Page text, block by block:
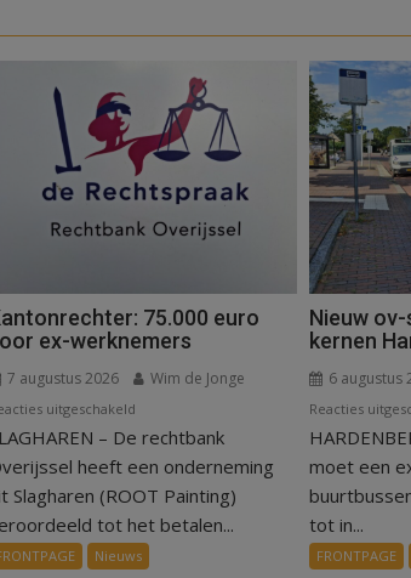
75.000 euro
ex-werknemers
7 augustus 2026 Wim de Jonge
uitgeschakeld
Kantonrechter:
75.000
euro
ex-
werknemers
– De rechtbank
heeft een onderneming
Slagharen (ROOT Painting)
tot het betalen...
Nieuws
Nieuw
kernen
6 augustus
Reacties
moet een
tot in...
FRONTPAGE